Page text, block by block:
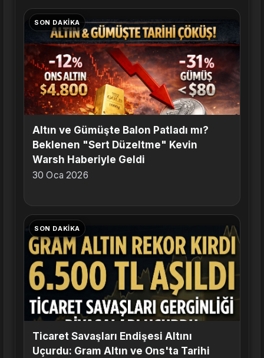
SON DAKIKA
Altın ve Gümüşte Balon Patladı mı?
Beklenen "Sert Düzeltme" Kevin
Warsh Haberiyle Geldi
30 Oca 2026
SON DAKIKA
Ticaret Savaşları Endişesi Altını
Uçurdu: Gram Altın ve Ons'ta Tarihi